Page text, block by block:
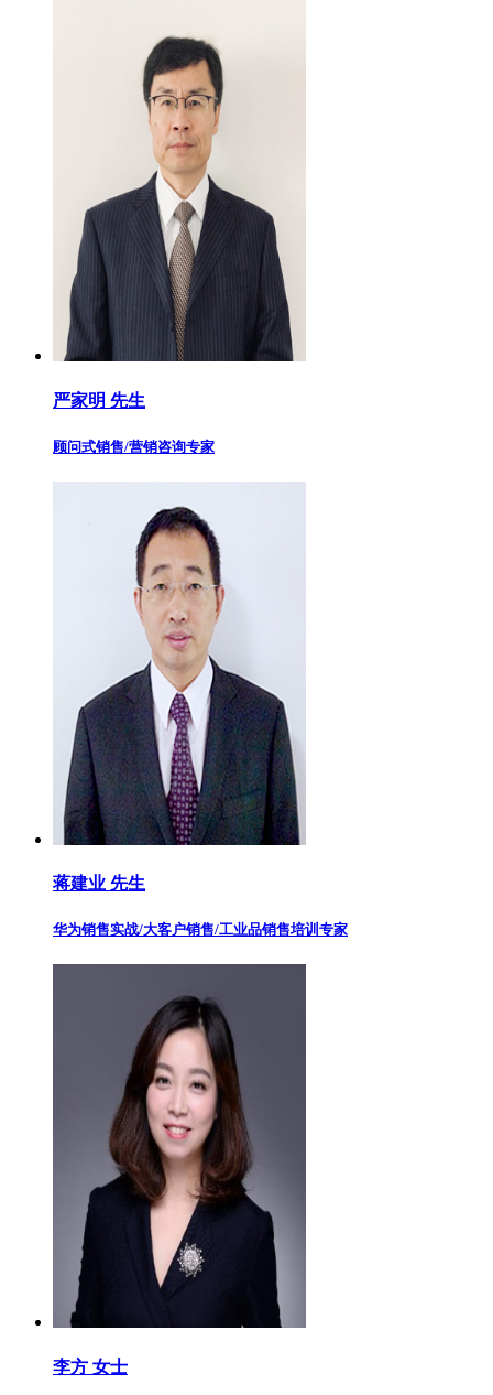
严家明 先生
顾问式销售/营销咨询专家
蒋建业 先生
华为销售实战/大客户销售/工业品销售培训专家
李方 女士